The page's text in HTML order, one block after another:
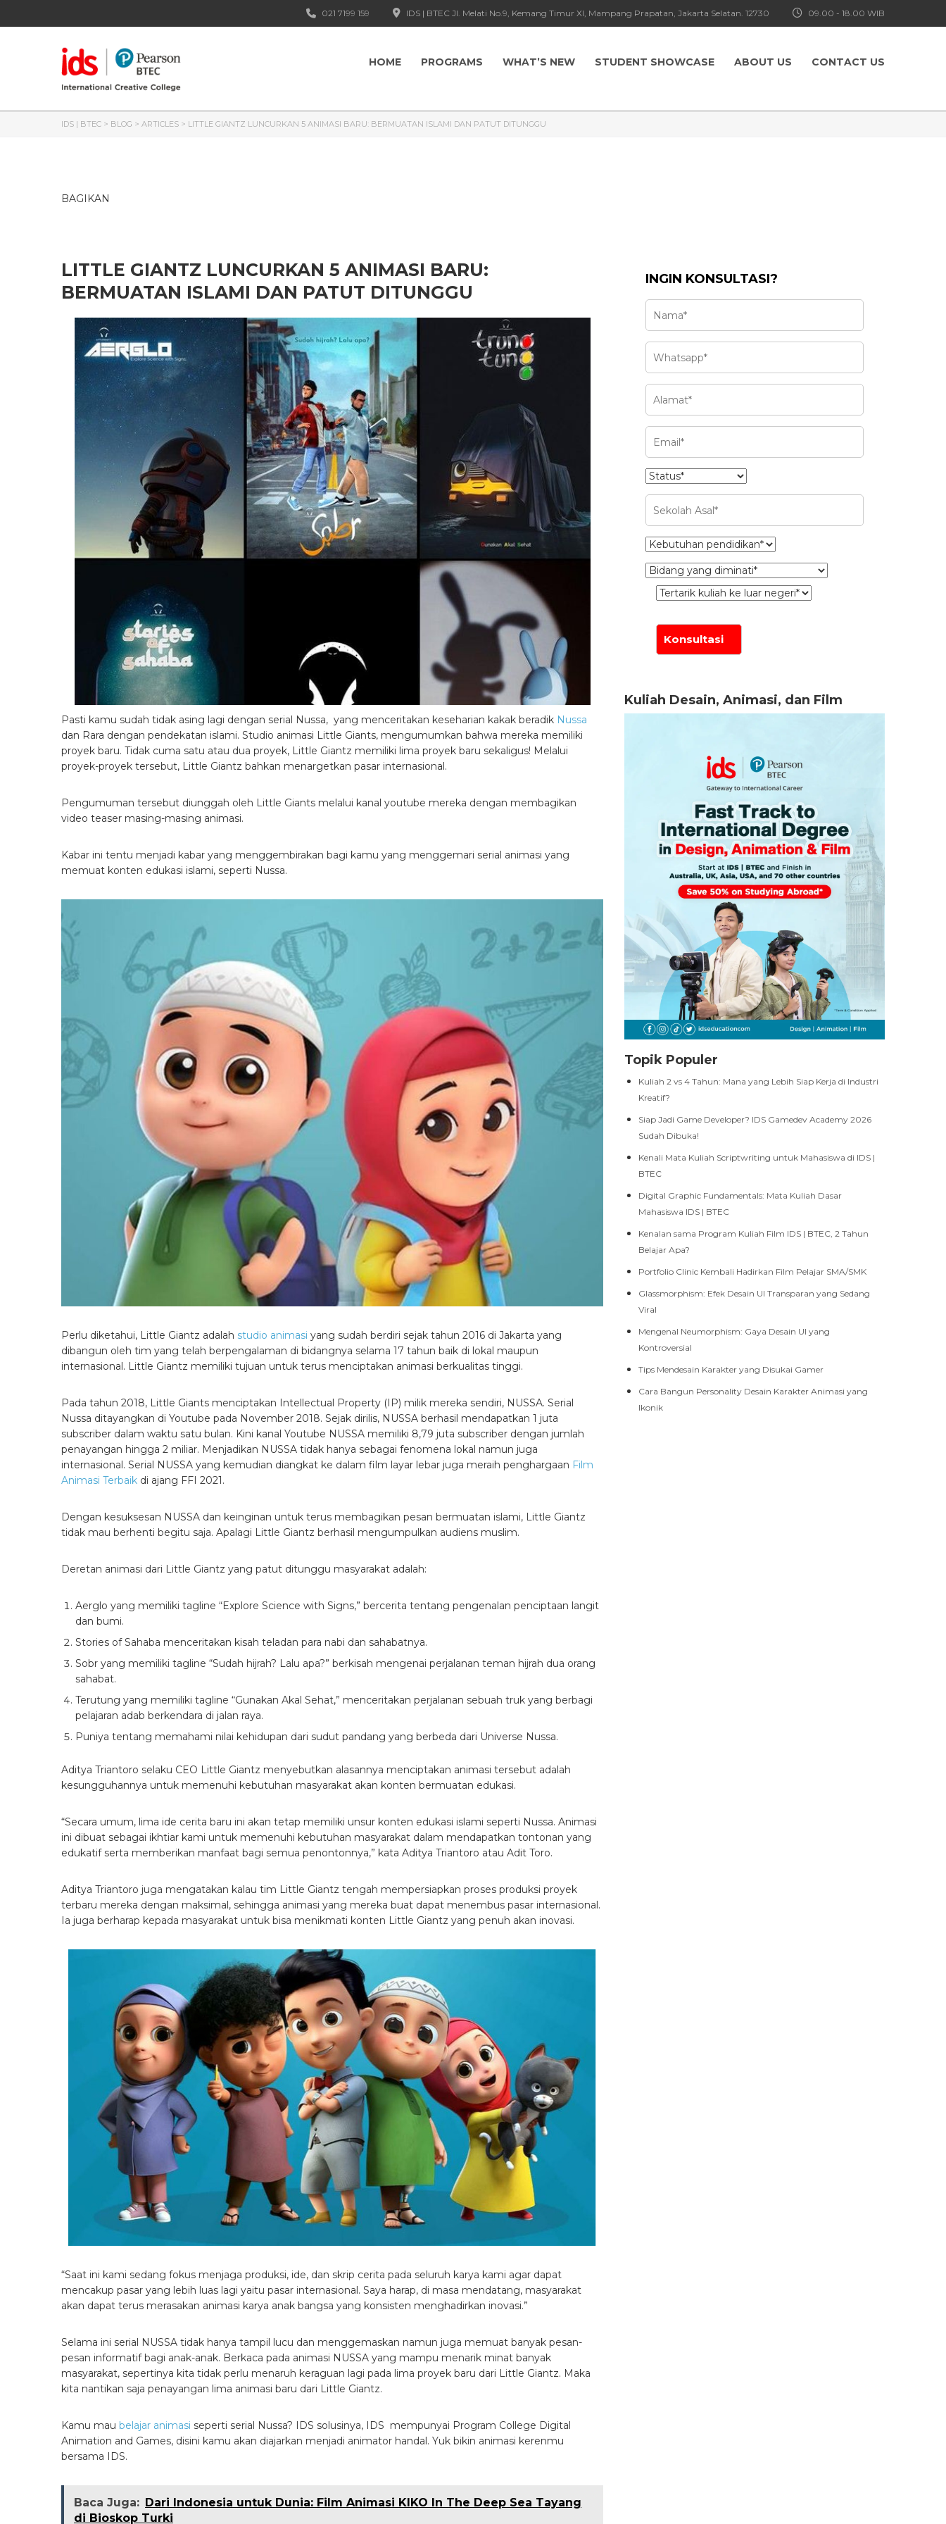
09.00 - 18.00 WIB
IDS | BTEC Jl. Melati No.9, Kemang Timur XI, Mampang Prapatan, Jakarta Selatan. 12730
021 7199 159
HOME PROGRAMS WHAT’S NEW STUDENT SHOWCASE ABOUT US CONTACT US
IDS | BTEC > BLOG > ARTICLES > LITTLE GIANTZ LUNCURKAN 5 ANIMASI BARU: BERMUATAN ISLAMI DAN PATUT DITUNGGU
BAGIKAN
LITTLE GIANTZ LUNCURKAN 5 ANIMASI BARU:
BERMUATAN ISLAMI DAN PATUT DITUNGGU
Pasti kamu sudah tidak asing lagi dengan serial Nussa, yang menceritakan keseharian kakak beradik Nussa
dan Rara dengan pendekatan islami. Studio animasi Little Giants, mengumumkan bahwa mereka memiliki
proyek baru. Tidak cuma satu atau dua proyek, Little Giantz memiliki lima proyek baru sekaligus! Melalui
proyek-proyek tersebut, Little Giantz bahkan menargetkan pasar internasional.
Pengumuman tersebut diunggah oleh Little Giants melalui kanal youtube mereka dengan membagikan
video teaser masing-masing animasi.
Kabar ini tentu menjadi kabar yang menggembirakan bagi kamu yang menggemari serial animasi yang
memuat konten edukasi islami, seperti Nussa.
Perlu diketahui, Little Giantz adalah studio animasi yang sudah berdiri sejak tahun 2016 di Jakarta yang
dibangun oleh tim yang telah berpengalaman di bidangnya selama 17 tahun baik di lokal maupun
internasional. Little Giantz memiliki tujuan untuk terus menciptakan animasi berkualitas tinggi.
Pada tahun 2018, Little Giants menciptakan Intellectual Property (IP) milik mereka sendiri, NUSSA. Serial
Nussa ditayangkan di Youtube pada November 2018. Sejak dirilis, NUSSA berhasil mendapatkan 1 juta
subscriber dalam waktu satu bulan. Kini kanal Youtube NUSSA memiliki 8,79 juta subscriber dengan jumlah
penayangan hingga 2 miliar. Menjadikan NUSSA tidak hanya sebagai fenomena lokal namun juga
internasional. Serial NUSSA yang kemudian diangkat ke dalam film layar lebar juga meraih penghargaan Film
Animasi Terbaik di ajang FFI 2021.
Dengan kesuksesan NUSSA dan keinginan untuk terus membagikan pesan bermuatan islami, Little Giantz
tidak mau berhenti begitu saja. Apalagi Little Giantz berhasil mengumpulkan audiens muslim.
Deretan animasi dari Little Giantz yang patut ditunggu masyarakat adalah:
Aerglo yang memiliki tagline “Explore Science with Signs,” bercerita tentang pengenalan penciptaan langit
dan bumi.
Stories of Sahaba menceritakan kisah teladan para nabi dan sahabatnya.
Sobr yang memiliki tagline “Sudah hijrah? Lalu apa?” berkisah mengenai perjalanan teman hijrah dua orang
sahabat.
Terutung yang memiliki tagline “Gunakan Akal Sehat,” menceritakan perjalanan sebuah truk yang berbagi
pelajaran adab berkendara di jalan raya.
Puniya tentang memahami nilai kehidupan dari sudut pandang yang berbeda dari Universe Nussa.
Aditya Triantoro selaku CEO Little Giantz menyebutkan alasannya menciptakan animasi tersebut adalah
kesungguhannya untuk memenuhi kebutuhan masyarakat akan konten bermuatan edukasi.
“Secara umum, lima ide cerita baru ini akan tetap memiliki unsur konten edukasi islami seperti Nussa. Animasi
ini dibuat sebagai ikhtiar kami untuk memenuhi kebutuhan masyarakat dalam mendapatkan tontonan yang
edukatif serta memberikan manfaat bagi semua penontonnya,” kata Aditya Triantoro atau Adit Toro.
Aditya Triantoro juga mengatakan kalau tim Little Giantz tengah mempersiapkan proses produksi proyek
terbaru mereka dengan maksimal, sehingga animasi yang mereka buat dapat menembus pasar internasional.
Ia juga berharap kepada masyarakat untuk bisa menikmati konten Little Giantz yang penuh akan inovasi.
“Saat ini kami sedang fokus menjaga produksi, ide, dan skrip cerita pada seluruh karya kami agar dapat
mencakup pasar yang lebih luas lagi yaitu pasar internasional. Saya harap, di masa mendatang, masyarakat
akan dapat terus merasakan animasi karya anak bangsa yang konsisten menghadirkan inovasi.”
Selama ini serial NUSSA tidak hanya tampil lucu dan menggemaskan namun juga memuat banyak pesan-
pesan informatif bagi anak-anak. Berkaca pada animasi NUSSA yang mampu menarik minat banyak
masyarakat, sepertinya kita tidak perlu menaruh keraguan lagi pada lima proyek baru dari Little Giantz. Maka
kita nantikan saja penayangan lima animasi baru dari Little Giantz.
Kamu mau belajar animasi seperti serial Nussa? IDS solusinya, IDS mempunyai Program College Digital
Animation and Games, disini kamu akan diajarkan menjadi animator handal. Yuk bikin animasi kerenmu
bersama IDS.
Baca Juga: Dari Indonesia untuk Dunia: Film Animasi KIKO In The Deep Sea Tayang
di Bioskop Turki
INGIN KONSULTASI?
Kuliah Desain, Animasi, dan Film
Topik Populer
Kuliah 2 vs 4 Tahun: Mana yang Lebih Siap Kerja di Industri
Kreatif?
Siap Jadi Game Developer? IDS Gamedev Academy 2026
Sudah Dibuka!
Kenali Mata Kuliah Scriptwriting untuk Mahasiswa di IDS |
BTEC
Digital Graphic Fundamentals: Mata Kuliah Dasar
Mahasiswa IDS | BTEC
Kenalan sama Program Kuliah Film IDS | BTEC, 2 Tahun
Belajar Apa?
Portfolio Clinic Kembali Hadirkan Film Pelajar SMA/SMK
Glassmorphism: Efek Desain UI Transparan yang Sedang
Viral
Mengenal Neumorphism: Gaya Desain UI yang
Kontroversial
Tips Mendesain Karakter yang Disukai Gamer
Cara Bangun Personality Desain Karakter Animasi yang
Ikonik